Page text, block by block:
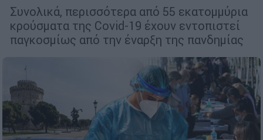
Συνολικά, περισσότερα από 55 εκατομμύρια
κρούσματα της Covid-19 έχουν εντοπιστεί
παγκοσμίως από την έναρξη της πανδημίας